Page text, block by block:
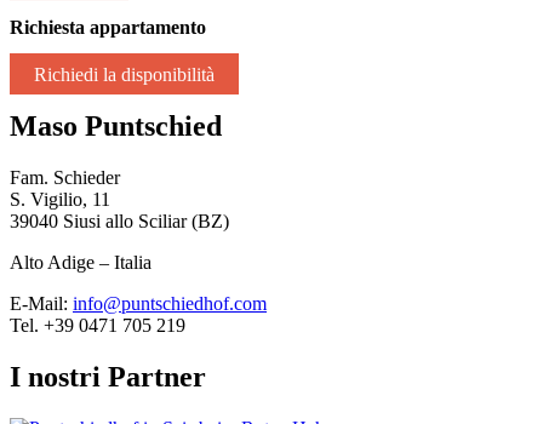
Richiesta appartamento
Richiedi la disponibilità
Maso Puntschied
Fam. Schieder
S. Vigilio, 11
39040 Siusi allo Sciliar (BZ)
Alto Adige – Italia
E-Mail: info@puntschiedhof.com
Tel. +39 0471 705 219
I nostri Partner